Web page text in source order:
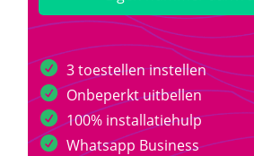
3 toestellen instellen
Onbeperkt uitbellen
100% installatiehulp
Whatsapp Business